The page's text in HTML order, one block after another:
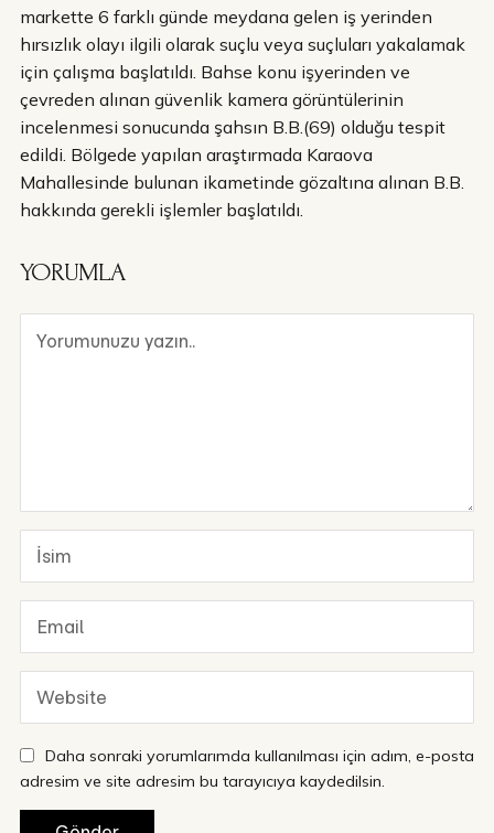
markette 6 farklı günde meydana gelen iş yerinden
hırsızlık olayı ilgili olarak suçlu veya suçluları yakalamak
için çalışma başlatıldı. Bahse konu işyerinden ve
çevreden alınan güvenlik kamera görüntülerinin
incelenmesi sonucunda şahsın B.B.(69) olduğu tespit
edildi. Bölgede yapılan araştırmada Karaova
Mahallesinde bulunan ikametinde gözaltına alınan B.B.
hakkında gerekli işlemler başlatıldı.
YORUMLA
Daha sonraki yorumlarımda kullanılması için adım, e-posta
adresim ve site adresim bu tarayıcıya kaydedilsin.